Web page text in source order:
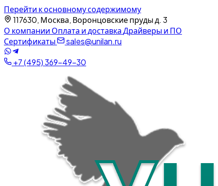
Перейти к основному содержимому
117630, Москва, Воронцовские пруды д. 3
О компании Оплата и доставкаДрайверы и ПО
Сертификаты
sales@unilan.ru
+7 (495) 369-49-30